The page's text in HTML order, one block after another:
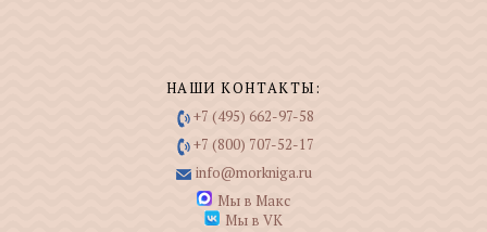
НАШИ КОНТАКТЫ:
+7 (495) 662-97-58
+7 (800) 707-52-17
info@morkniga.ru
Мы в Макс
Мы в VK